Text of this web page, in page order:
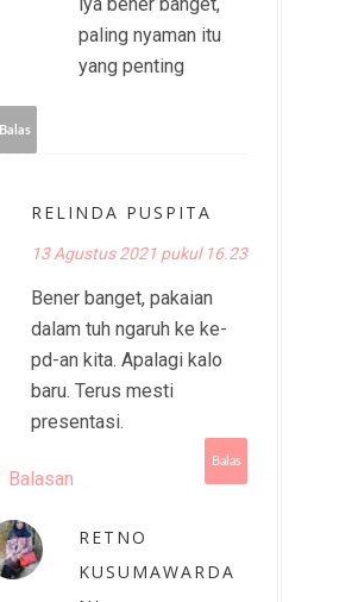
iya bener banget,
paling nyaman itu
yang penting
Balas
RELINDA PUSPITA
13 Agustus 2021 pukul 16.23
Bener banget, pakaian
dalam tuh ngaruh ke ke-
pd-an kita. Apalagi kalo
baru. Terus mesti
presentasi.
Balas
Balasan
RETNO
KUSUMAWARDA